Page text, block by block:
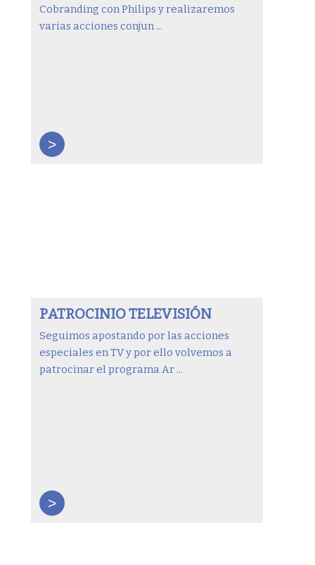
Cobranding con Philips y realizaremos
varias acciones conjun ...
>
PATROCINIO TELEVISIÓN
Seguimos apostando por las acciones
especiales en TV y por ello volvemos a
patrocinar el programa Ar ...
>